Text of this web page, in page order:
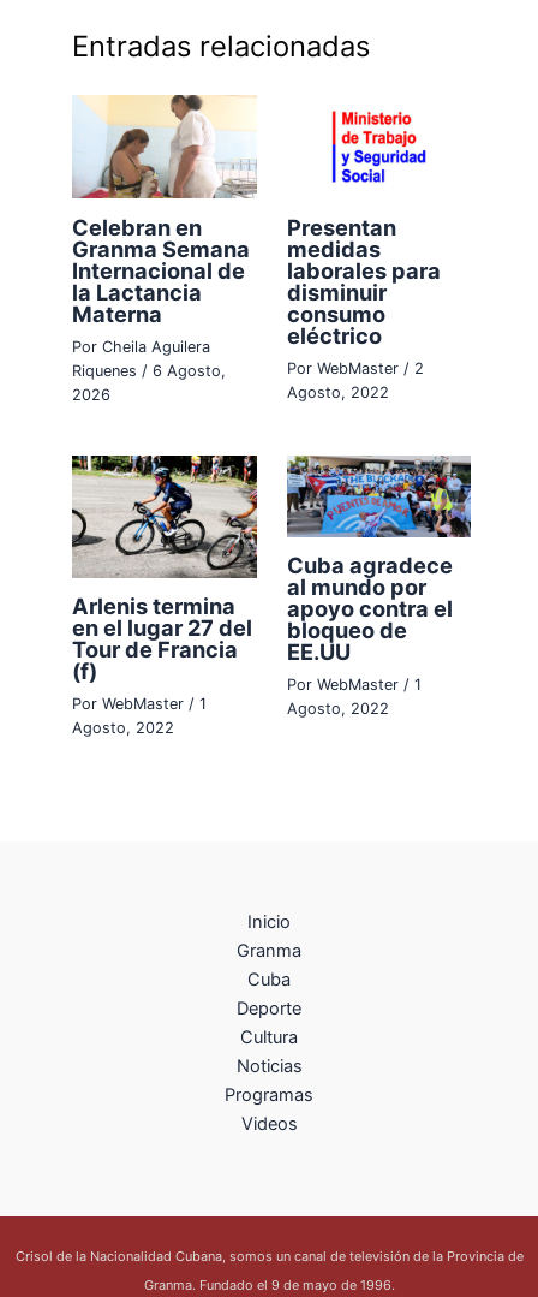
Entradas relacionadas
Celebran en
Granma Semana
Internacional de
la Lactancia
Materna
PorCheila Aguilera
Riquenes /6 Agosto,
2026
Presentan
medidas
laborales para
disminuir
consumo
eléctrico
Por WebMaster / 2
Agosto, 2022
Arlenis termina
en el lugar 27 del
Tour de Francia
(f)
PorWebMaster/1
Agosto, 2022
Cuba agradece
al mundo por
apoyo contra el
bloqueo de
EE.UU
Por WebMaster / 1
Agosto, 2022
Inicio
Granma
Cuba
Deporte
Cultura
Noticias
Programas
Videos
Crisol de la Nacionalidad Cubana, somos un canal de televisión de la Provincia de
Granma. Fundado el 9 de mayo de 1996.